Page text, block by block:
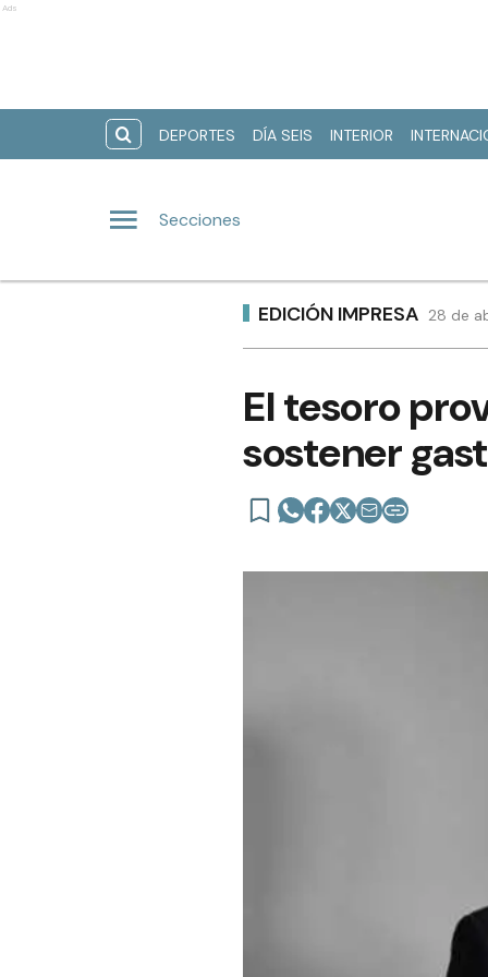
Ads
DEPORTES DÍA SEIS INTERIOR
Secciones
EDICIÓN IMPRESA 28 de
El tesoro
sostener